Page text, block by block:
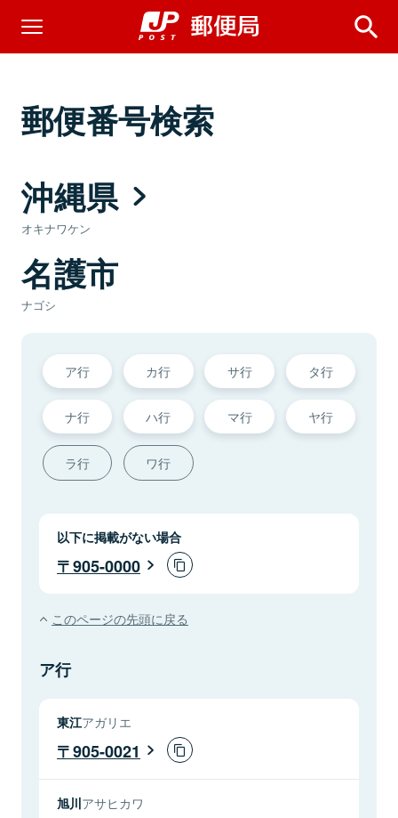
郵便番号検索
沖縄県
オキナワケン
名護市
ナゴシ
ア行 カ行 サ行 タ行
ナ行 ハ行 マ行 ヤ行
ラ行 ワ行
以下に掲載がない場合
905-0000
このページの先頭に戻る
ア行
東江アガリエ
905-0021
旭川アサヒカワ